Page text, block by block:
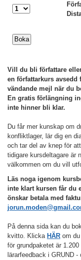
Vill du bli författare
en författarkurs
vändande mejl när du
En gratis förlängning
inte hinner bli klar.
Du får mer kunskap om
konfliktlager, lär dig en
och tar del av knep för
tidigare kursdeltagare är
välkommen om du vill
Läs noga igenom
inte klart kursen får du
önskar betala med
På denna sida kan du
kvitto. Klicka HÄR om
för grundpaketet är
lärarfeedback i GRUND